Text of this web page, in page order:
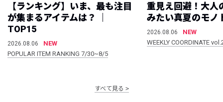
【ランキング】いま、最も注目
が集まるアイテムは？ ｜
TOP15
2026.08.06
NEW
POPULAR ITEM RANKING 7/30~8/5
重見え回避！大人
みたい真夏のモノ
2026.08.06
NEW
WEEKLY COORDINATE
すべて見る